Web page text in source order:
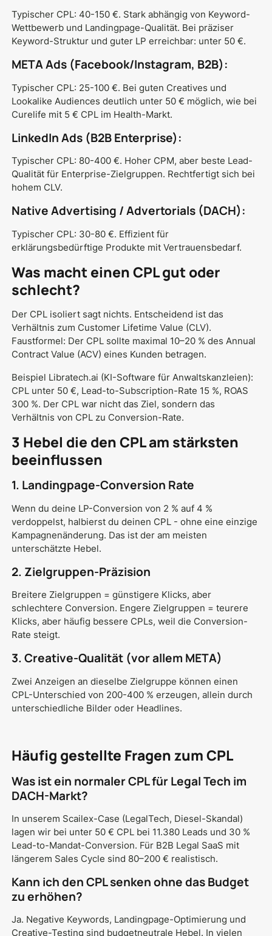
Typischer CPL: 40-150 €. Stark abhängig von Keyword-
Wettbewerb und Landingpage-Qualität. Bei präziser
Keyword-Struktur und guter LP erreichbar: unter 50 €.
META Ads (Facebook/Instagram, B2B):
Typischer CPL: 25-100 €. Bei guten Creatives und
Lookalike Audiences deutlich unter 50 € möglich, wie bei
Curelife mit 5 € CPL im Health-Markt.
LinkedIn Ads (B2B Enterprise):
Typischer CPL: 80-400 €. Hoher CPM, aber beste Lead-
Qualität für Enterprise-Zielgruppen. Rechtfertigt sich bei
hohem CLV.
Native Advertising / Advertorials (DACH):
Typischer CPL: 30-80 €. Effizient für
erklärungsbedürftige Produkte mit Vertrauensbedarf.
Was macht einen CPL gut oder
schlecht?
Der CPL isoliert sagt nichts. Entscheidend ist das
Verhältnis zum Customer Lifetime Value (CLV).
Faustformel: Der CPL sollte maximal 10–20 % des Annual
Contract Value (ACV) eines Kunden betragen.
Beispiel Libratech.ai (KI-Software für Anwaltskanzleien):
CPL unter 50 €, Lead-to-Subscription-Rate 15 %, ROAS
300 %. Der CPL war nicht das Ziel, sondern das
Verhältnis von CPL zu Conversion-Rate.
3 Hebel die den CPL am stärksten
beeinflussen
1. Landingpage-Conversion Rate
Wenn du deine LP-Conversion von 2 % auf 4 %
verdoppelst, halbierst du deinen CPL - ohne eine einzige
Kampagnenänderung. Das ist der am meisten
unterschätzte Hebel.
2. Zielgruppen-Präzision
Breitere Zielgruppen = günstigere Klicks, aber
schlechtere Conversion. Engere Zielgruppen = teurere
Klicks, aber häufig bessere CPLs, weil die Conversion-
Rate steigt.
3. Creative-Qualität (vor allem META)
Zwei Anzeigen an dieselbe Zielgruppe können einen
CPL-Unterschied von 200-400 % erzeugen, allein durch
unterschiedliche Bilder oder Headlines.
Häufig gestellte Fragen zum CPL
Was ist ein normaler CPL für Legal Tech im
DACH-Markt?
In unserem Scailex-Case (LegalTech, Diesel-Skandal)
lagen wir bei unter 50 € CPL bei 11.380 Leads und 30 %
Lead-to-Mandat-Conversion. Für B2B Legal SaaS mit
längerem Sales Cycle sind 80–200 € realistisch.
Kann ich den CPL senken ohne das Budget
zu erhöhen?
Ja. Negative Keywords, Landingpage-Optimierung und
Creative-Testing sind budgetneutrale Hebel. In vielen